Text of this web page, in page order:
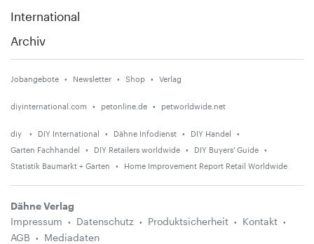
International
Archiv
Jobangebote Newsletter Shop Verlag
diyinternational.com petonline.de petworldwide.net
diy DIY International Dähne Infodienst
DIY Handel
Garten Fachhandel
DIY Retailers worldwide
DIY Buyers' Guide
Statistik Baumarkt + Garten
Home Improvement Report Retail Worldwide
Dähne Verlag
Impressum
Datenschutz Produktsicherheit
Kontakt
AGB
Mediadaten